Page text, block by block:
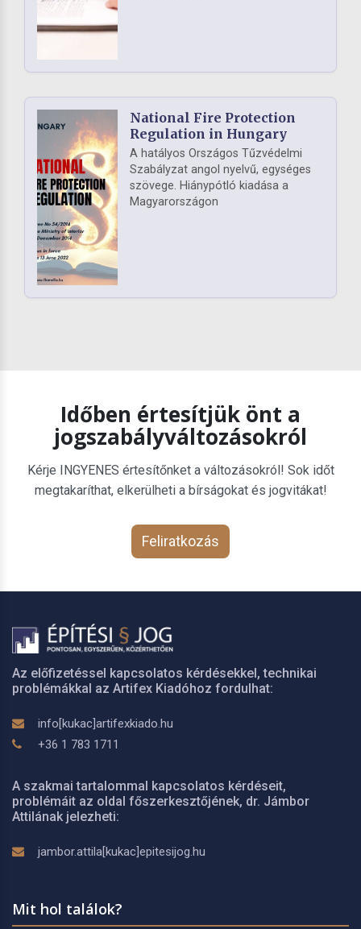
National Fire Protection
Regulation in Hungary
A hatályos Országos Tűzvédelmi
Szabályzat angol nyelvű, egységes
szövege. Hiánypótló kiadása a
Magyarországon
Időben értesítjük önt a
jogszabályváltozásokról
Kérje INGYENES értesítőnket a változásokról! Sok időt
megtakaríthat, elkerülheti a bírságokat és jogvitákat!
Feliratkozás
Az előfizetéssel kapcsolatos kérdésekkel, technikai
problémákkal az Artifex Kiadóhoz fordulhat:
info[kukac]artifexkiado.hu
+36 1 783 1711
A szakmai tartalommal kapcsolatos kérdéseit,
problémáit az oldal főszerkesztőjének, dr. Jámbor
Attilának jelezheti:
jambor.attila[kukac]epitesijog.hu
Mit hol találok?